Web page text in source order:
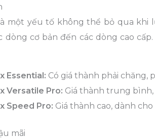
một yếu tố không thể bỏ qua khi
dòng cơ bản đến các dòng cao
Essential: Có giá thành phải chăng,
Versatile Pro: Giá thành trung
Speed Pro: Giá thành cao, dành
mãi